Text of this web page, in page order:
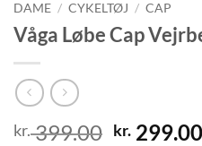
DAME / CYKELTØJ / CAP
Våga Løbe Cap
kr.399.00 Den
kr. 299.00